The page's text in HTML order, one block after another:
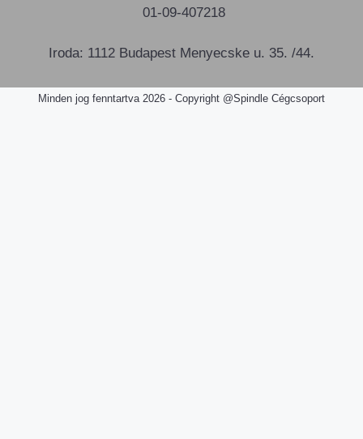
01-09-407218
Iroda: 1112 Budapest Menyecske u. 35. /44.
Minden jog fenntartva 2026 - Copyright @Spindle Cégcsoport